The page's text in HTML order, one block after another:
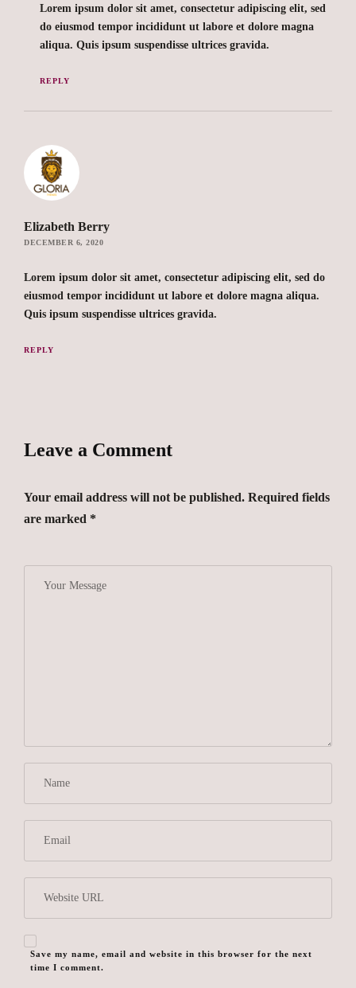
Lorem ipsum dolor sit amet, consectetur adipiscing elit, sed
do eiusmod tempor incididunt ut labore et dolore magna
aliqua. Quis ipsum suspendisse ultrices gravida.
REPLY
Elizabeth Berry
DECEMBER 6, 2020
Lorem ipsum dolor sit amet, consectetur adipiscing elit, sed do
eiusmod tempor incididunt ut labore et dolore magna aliqua.
Quis ipsum suspendisse ultrices gravida.
REPLY
Leave a Comment
Your email address will not be published. Required fields
are marked *
Save my name, email and website in this browser for the next
time I comment.